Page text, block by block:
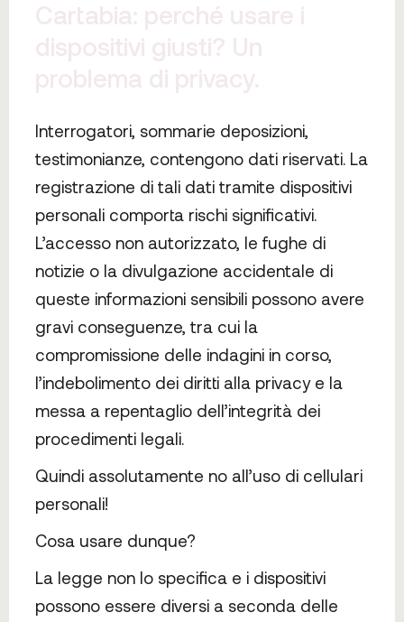
Interrogatori, sommarie deposizioni,
testimonianze, contengono dati riservati. La
registrazione di tali dati tramite dispositivi
personali comporta rischi significativi.
L’accesso non autorizzato, le fughe di
notizie o la divulgazione accidentale di
queste informazioni sensibili possono avere
gravi conseguenze, tra cui la
compromissione delle indagini in corso,
l’indebolimento dei diritti alla privacy e la
messa a repentaglio dell’integrità dei
procedimenti legali.
Quindi assolutamente no all’uso di cellulari
personali!
Cosa usare dunque?
La legge non lo specifica e i dispositivi
possono essere diversi a seconda delle